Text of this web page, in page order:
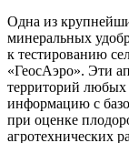
Одна из
минеральных
к тестированию
«ГеосАэро». Эти
территорий любых
информацию с
при оценке
агротехнических